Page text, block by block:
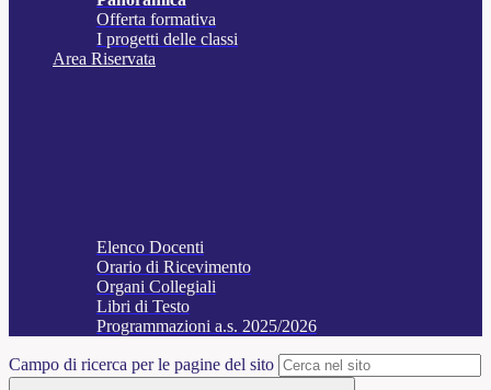
Offerta formativa
I progetti delle classi
Area Riservata
Elenco Docenti
Orario di Ricevimento
Organi Collegiali
Libri di Testo
Programmazioni a.s. 2025/2026
Campo di ricerca per le pagine del sito